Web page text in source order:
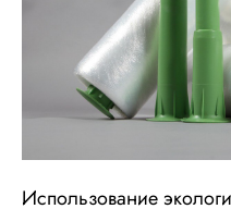
Использование